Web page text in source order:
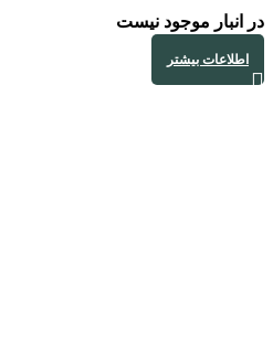
در انبار موجود نیست
اطلاعات بیشتر